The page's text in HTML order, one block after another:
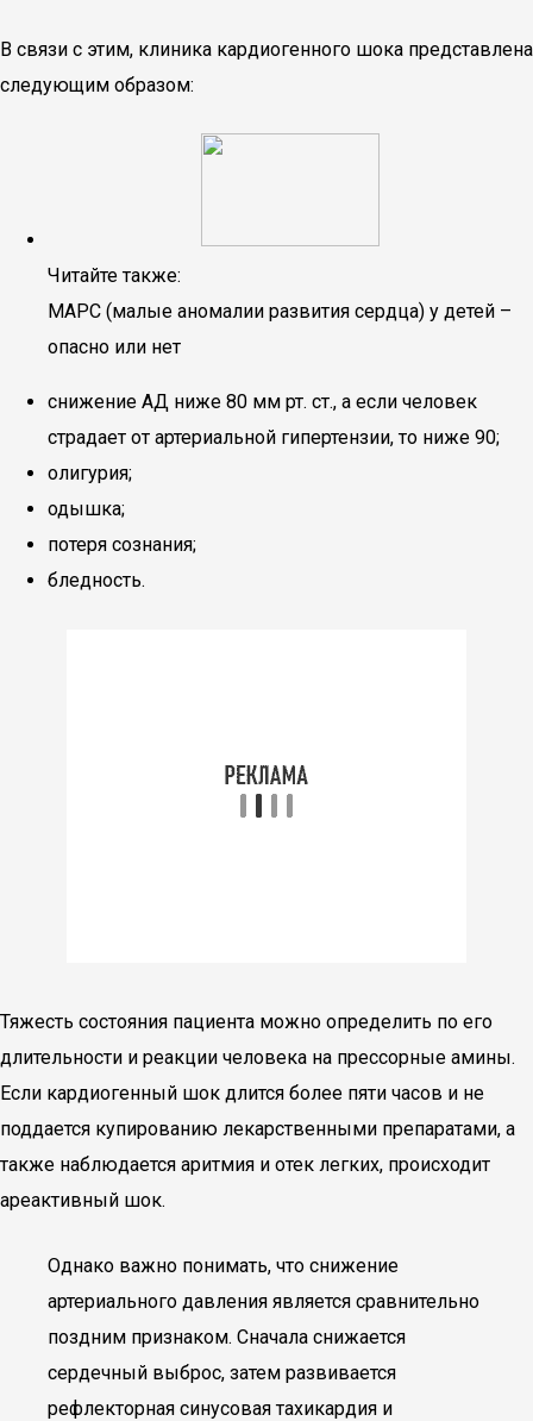
В связи с этим, клиника кардиогенного шока представлена
следующим образом:
Читайте также:
МАРС (малые аномалии развития сердца) у детей –
опасно или нет
снижение АД ниже 80 мм рт. ст., а если человек
страдает от артериальной гипертензии, то ниже 90;
олигурия;
одышка;
потеря сознания;
бледность.
Тяжесть состояния пациента можно определить по его
длительности и реакции человека на прессорные амины.
Если кардиогенный шок длится более пяти часов и не
поддается купированию лекарственными препаратами, а
также наблюдается аритмия и отек легких, происходит
ареактивный шок.
Однако важно понимать, что снижение
артериального давления является сравнительно
поздним признаком. Сначала снижается
сердечный выброс, затем развивается
рефлекторная синусовая тахикардия и